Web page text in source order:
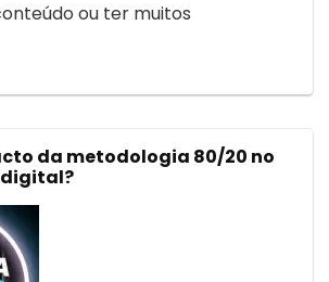
ou ter muitos
da metodologia 80/20 no
digital?